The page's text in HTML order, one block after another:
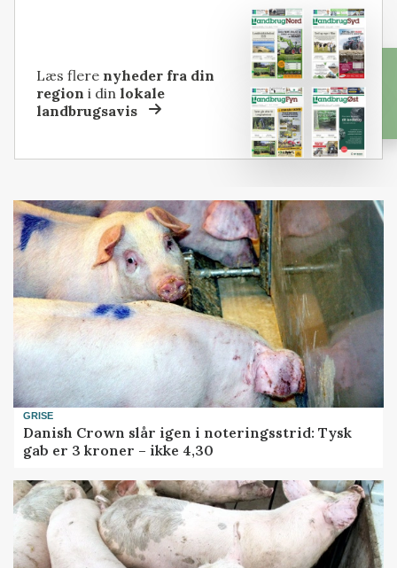
Læs flere nyheder fra din
region i dinlokale
landbrugsavis
GRISE
Danish Crown slår igen i noteringsstrid: Tysk
gab er 3 kroner – ikke 4,30